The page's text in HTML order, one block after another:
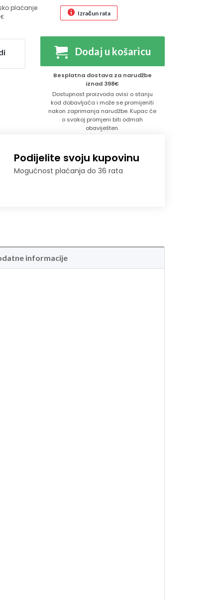
plaćanje
Izračun rata
Dodaj u košaricu
Besplatna dostava za narudžbe
iznad 398€
Dostupnost proizvoda ovisi o stanju
kod dobavljača i može se promijeniti
nakon zaprimanja narudžbe. Kupac će
o svakoj promjeni biti odmah
obaviješten.
Podijelite svoju kupovinu
Mogućnost plaćanja do 36 rata
informacije